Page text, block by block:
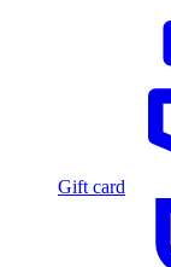
Gift card